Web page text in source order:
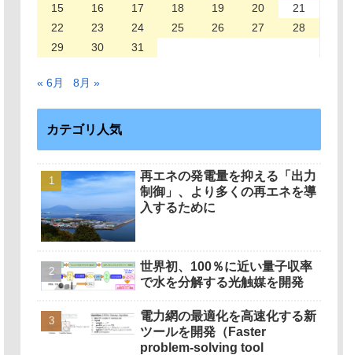
15
16 17 18 19 20
21
22
23 24 25 26 27
28
29
30 31
« 6月 8月 »
カテゴリ人気
再エネの発電量を抑える「出力
制御」、より多くの再エネを導
入するために
世界初、100％に近い量子収率
で水を分解する光触媒を開発
電力網の最適化を高速化する新
ツールを開発（Faster
problem-solving tool